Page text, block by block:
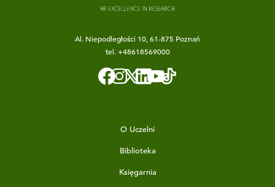
Al. Niepodległości 10, 61-875 Poznań
tel.+48618569000
O Uczelni
Biblioteka
Księgarnia